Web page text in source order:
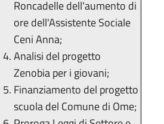
Roncadelle dell'aumento di
ore dell'Assistente Sociale
Ceni Anna;
Analisi del progetto
Zenobia per i giovani;
Finanziamento del progetto
scuola del Comune di Ome;